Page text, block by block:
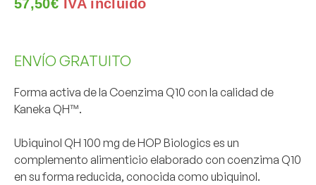
57,50€ IVA incluido
ENVÍO GRATUITO
Forma activa de la Coenzima Q10 con la calidad de
Kaneka QH™.
Ubiquinol QH 100 mg de HOP Biologics es un
complemento alimenticio elaborado con coenzima Q10
en su forma reducida, conocida como ubiquinol.